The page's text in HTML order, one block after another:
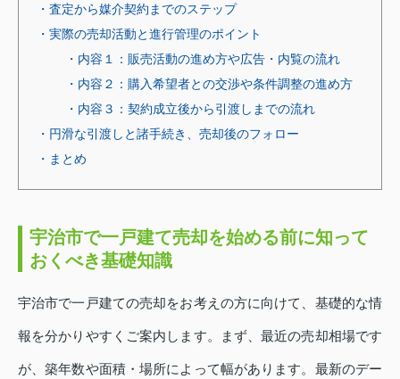
・査定から媒介契約までのステップ
・実際の売却活動と進行管理のポイント
・内容１：販売活動の進め方や広告・内覧の流れ
・内容２：購入希望者との交渉や条件調整の進め方
・内容３：契約成立後から引渡しまでの流れ
・円滑な引渡しと諸手続き、売却後のフォロー
・まとめ
宇治市で一戸建て売却を始める前に知って
おくべき基礎知識
宇治市で一戸建ての売却をお考えの方に向けて、基礎的な情
報を分かりやすくご案内します。まず、最近の売却相場です
が、築年数や面積・場所によって幅があります。最新のデー